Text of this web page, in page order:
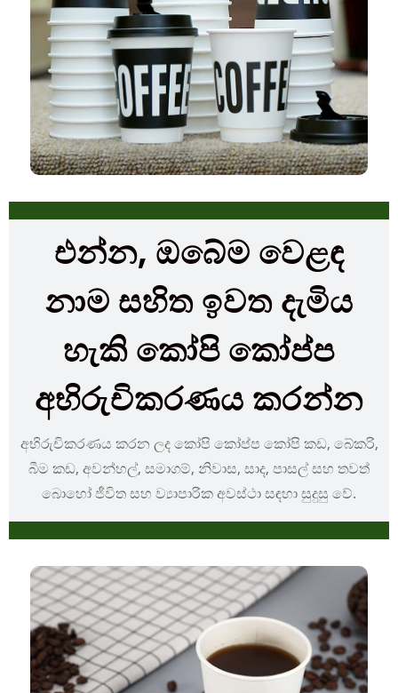
එන්න, ඔබේම වෙළඳ
නාම සහිත ඉවත දැමිය
හැකි කෝපි කෝප්ප
අභිරුචිකරණය කරන්න
අභිරුචිකරණය කරන ලද කෝපි කෝප්ප කෝපි කඩ, බේකරි,
බීම කඩ, අවන්හල්, සමාගම්, නිවාස, සාද, පාසල් සහ තවත්
බොහෝ ජීවිත සහ ව්‍යාපාරික අවස්ථා සඳහා සුදුසු වේ.